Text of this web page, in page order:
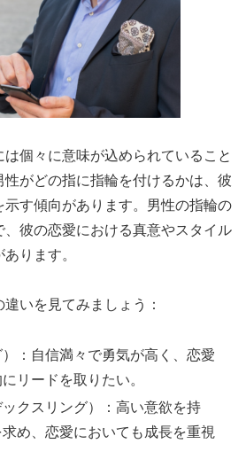
個々に意味が込められていること
がどの指に指輪を付けるかは、彼
す傾向があります。男性の指輪の
彼の恋愛における真意やスタイル
ります。
いを見てみましょう：
：自信満々で勇気が高く、恋愛
リードを取りたい。
クスリング）：高い意欲を持
め、恋愛においても成長を重視